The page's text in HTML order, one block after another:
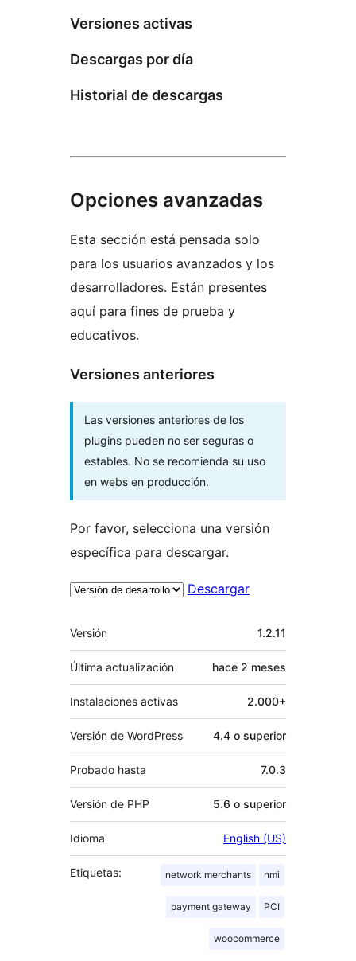
Versiones activas
Descargas por día
Historial de descargas
Opciones avanzadas
Esta sección está pensada solo
para los usuarios avanzados y los
desarrolladores. Están presentes
aquí para fines de prueba y
educativos.
Versiones anteriores
Las versiones anteriores de los
plugins pueden no ser seguras o
estables. No se recomienda su uso
en webs en producción.
Por favor, selecciona una versión
específica para descargar.
Descargar
Meta
Versión 1.2.11
Última actualización hace 2 meses
Instalaciones activas 2.000+
Versión de WordPress 4.4 o superior
Probado hasta 7.0.3
Versión de PHP 5.6 o superior
Idioma English (US)
Etiquetas: network merchants nmi
payment gateway PCI
woocommerce